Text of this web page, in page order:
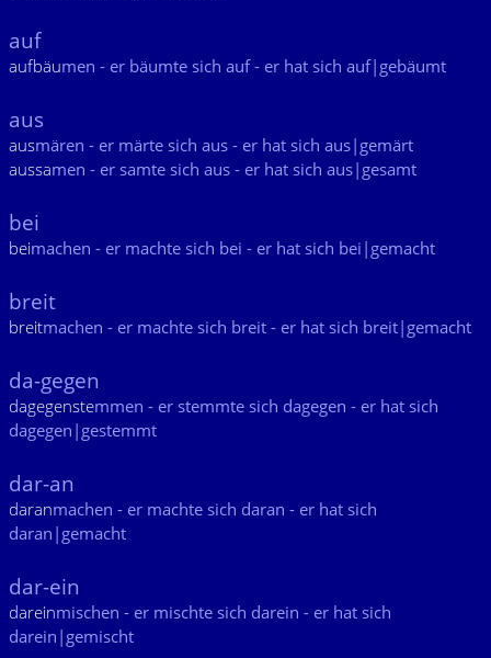
auf
aufbäumen - er bäumte sich auf - er hat sich auf|gebäumt
aus
ausmären - er märte sich aus - er hat sich aus|gemärt
aussamen - er samte sich aus - er hat sich aus|gesamt
bei
beimachen - er machte sich bei - er hat sich bei|gemacht
breit
breitmachen - er machte sich breit - er hat sich breit|gemacht
da-gegen
dagegenstemmen - er stemmte sich dagegen - er hat sich
dagegen|gestemmt
dar-an
daranmachen - er machte sich daran - er hat sich
daran|gemacht
dar-ein
dareinmischen - er mischte sich darein - er hat sich
darein|gemischt